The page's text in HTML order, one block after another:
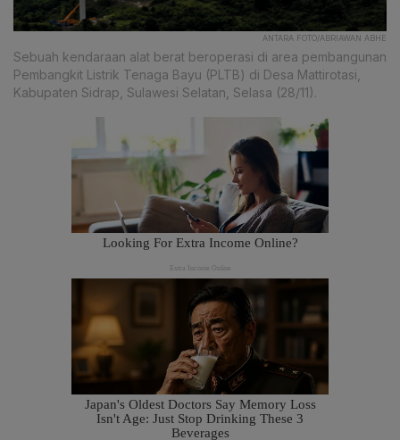
ANTARA FOTO/ABRIAWAN ABHE
Sebuah kendaraan alat berat beroperasi di area pembangunan
Pembangkit Listrik Tenaga Bayu (PLTB) di Desa Mattirotasi,
Kabupaten Sidrap, Sulawesi Selatan, Selasa (28/11).